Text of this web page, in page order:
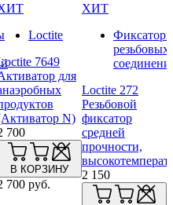
Loctite
7649
для
N)
700
В КОРЗИНУ
700 руб.
ХИТ
резьбовых
Loctite 272
Резьбовой
фиксатор
средней
прочности,
2 150